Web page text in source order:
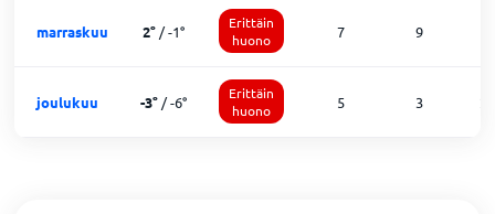
marraskuu 2° /-1°
Erittäin
huono
7 9
joulukuu -3° /-6°
Erittäin
huono
5 3